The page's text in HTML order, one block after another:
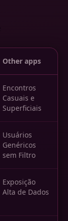
Other apps
Encontros
Casuais e
Superficiais
Usuários
Genéricos
sem Filtro
Exposição
Alta de Dados